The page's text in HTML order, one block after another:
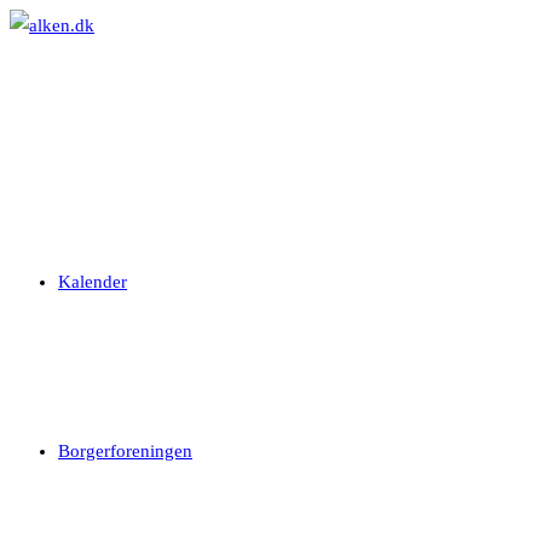
Skip
Kalender
Borgerforeningen